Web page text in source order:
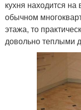
кухня находится
обычном
этажа, то
довольно теплыми